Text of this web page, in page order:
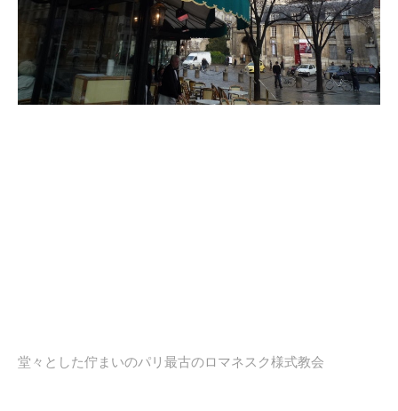
堂々とした佇まいのパリ最古のロマネスク様式教会